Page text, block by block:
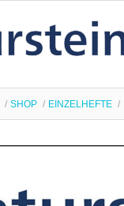
SHOP EINZELHEFTE